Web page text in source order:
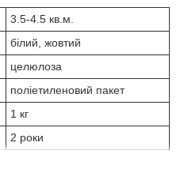
3.5-4.5 кв.м.
білий, жовтий
целюлоза
поліетиленовий пакет
1 кг
2 роки